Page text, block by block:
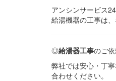
アンシンサービス
給湯機器の工事は
◎給湯器工事のご
弊社では安心・丁
合わせください。